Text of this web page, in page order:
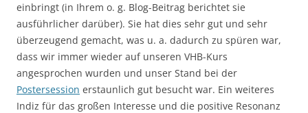
einbringt (in Ihrem o. g. Blog-Beitrag berichtet sie
ausführlicher darüber). Sie hat dies sehr gut und sehr
überzeugend gemacht, was u. a. dadurch zu spüren war,
dass wir immer wieder auf unseren VHB-Kurs
angesprochen wurden und unser Stand bei der
Postersession erstaunlich gut besucht war. Ein weiteres
Indiz für das großen Interesse und die positive Resonanz